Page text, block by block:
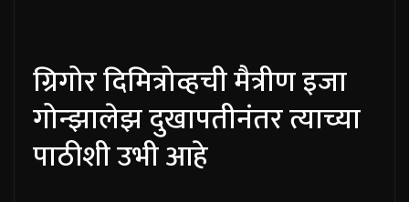
ग्रिगोर दिमित्रोव्हची मैत्रीण इजा
गोन्झालेझ दुखापतीनंतर त्याच्या
पाठीशी उभी आहे